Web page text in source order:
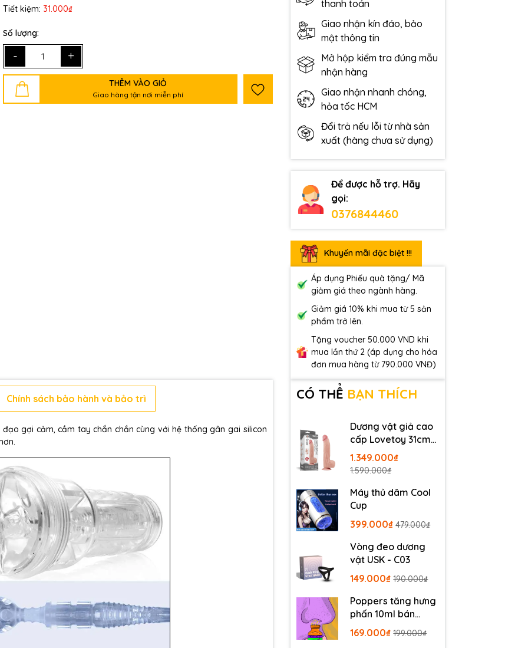
Tiết kiệm: 31.000₫
Số lượng:
- +
THÊM VÀO GIỎ
Giao hàng tận nơi miễn phí
thanh toán
Giao nhận kín đáo, bảo
mật thông tin
Mở hộp kiểm tra đúng mẫu
nhận hàng
Giao nhận nhanh chóng,
hỏa tốc HCM
Đổi trả nếu lỗi từ nhà sản
xuất (hàng chưa sử dụng)
Để được hỗ trợ. Hãy
gọi:
0376844460
Khuyến mãi đặc biệt !!!
Áp dụng Phiếu quà tặng/ Mã
giảm giá theo ngành hàng.
Giảm giá 10% khi mua từ 5 sản
phẩm trở lên.
Tặng voucher 50.000 VND khi
mua lần thứ 2 (áp dụng cho hóa
đơn mua hàng từ 790.000 VNĐ)
Chính sách bảo hành và bảo trì
gợi cảm, cầm tay chắn chắn cùng với hệ thống gân gai silicon
CÓ THỂ BẠN THÍCH
Dương vật giả cao
cấp Lovetoy 31cm
da trượt
1.349.000₫
1.590.000₫
Máy thủ dâm Cool
Cup
399.000₫ 479.000₫
Vòng đeo dương
vật USK - C03
149.000₫ 190.000₫
Poppers tăng hưng
phấn 10ml bán
chạy
169.000₫ 199.000₫